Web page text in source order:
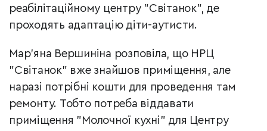
реабілітаційному центру "Світанок", де
проходять адаптацію діти-аутисти.
Мар’яна Вершиніна розповіла, що НРЦ
"Світанок" вже знайшов приміщення, але
наразі потрібні кошти для проведення там
ремонту. Тобто потреба віддавати
приміщення "Молочної кухні" для Центру